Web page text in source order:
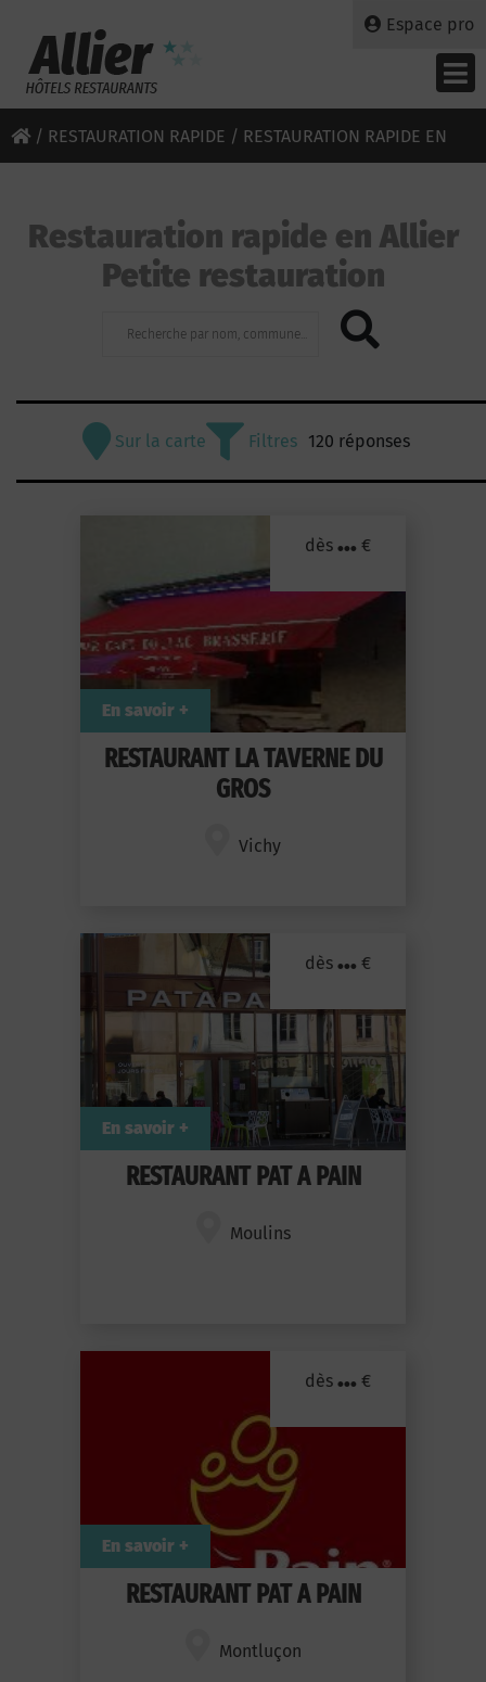
Espace pro
/ RESTAURATION RAPIDE / RESTAURATION RAPIDE EN
Restauration rapide en Allier
Petite restauration
Sur la carte Filtres 120 réponses
RESTAURANT LA TAVERNE DU
GROS
Vichy
dès ... €
En savoir +
RESTAURANT PAT A PAIN
Moulins
dès ... €
En savoir +
RESTAURANT PAT A PAIN
Montluçon
dès ... €
En savoir +